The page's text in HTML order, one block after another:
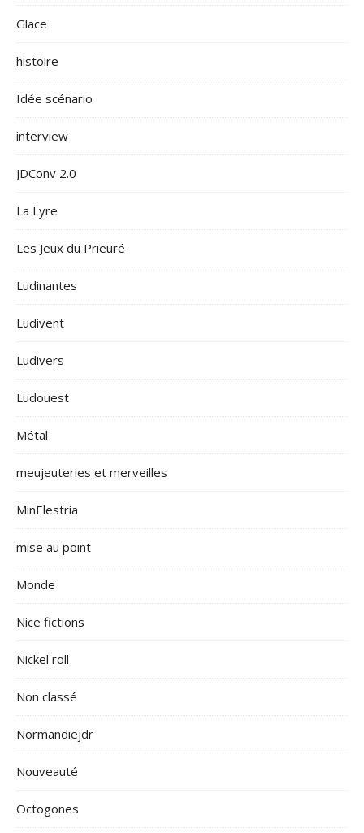
Glace
histoire
Idée scénario
interview
JDConv 2.0
La Lyre
Les Jeux du Prieuré
Ludinantes
Ludivent
Ludivers
Ludouest
Métal
meujeuteries et merveilles
MinElestria
mise au point
Monde
Nice fictions
Nickel roll
Non classé
Normandiejdr
Nouveauté
Octogones